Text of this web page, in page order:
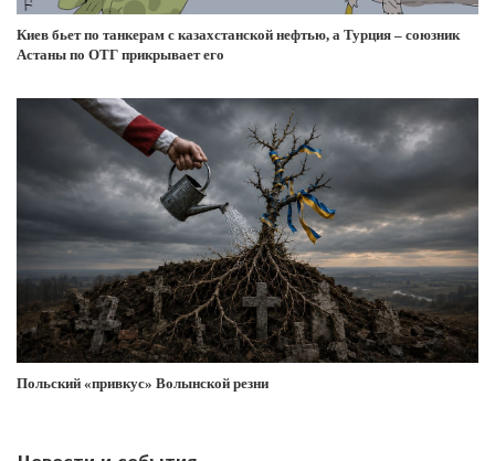
Киев бьет по танкерам с казахстанской нефтью, а Турция – союзник
Астаны по ОТГ прикрывает его
Польский «привкус» Волынской резни